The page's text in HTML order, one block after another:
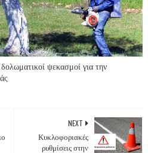
ψεκασμοί για την
NEXT
Κυκλοφοριακές
ρυθμίσεις στην